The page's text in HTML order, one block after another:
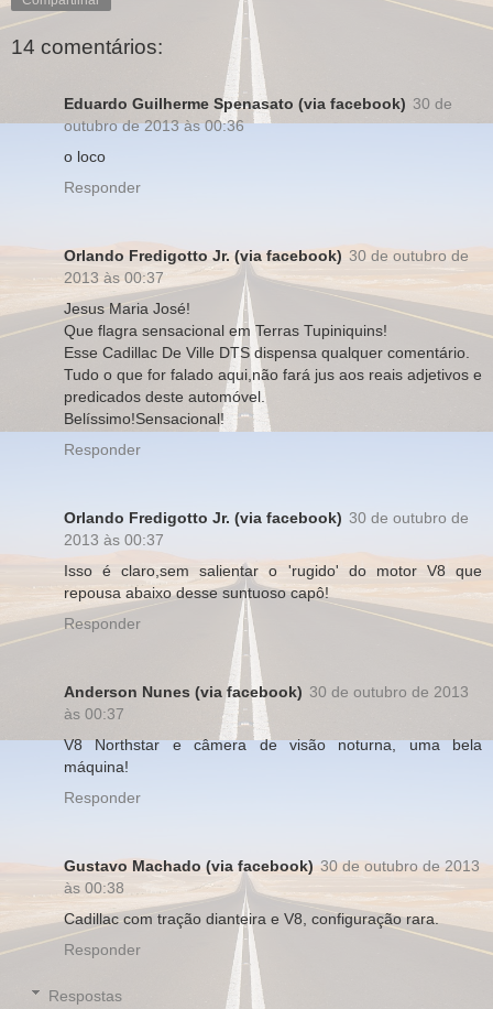
14 comentários:
Eduardo Guilherme Spenasato (via facebook) 30 de
outubro de 2013 às 00:36
o loco
Responder
Orlando Fredigotto Jr. (via facebook) 30 de outubro de
2013 às 00:37
Jesus Maria José!
Que flagra sensacional em Terras Tupiniquins!
Esse Cadillac De Ville DTS dispensa qualquer comentário.
Tudo o que for falado aqui,não fará jus aos reais adjetivos e
predicados deste automóvel.
Belíssimo!Sensacional!
Responder
Orlando Fredigotto Jr. (via facebook) 30 de outubro de
2013 às 00:37
Isso é claro,sem salientar o 'rugido' do motor V8 que
repousa abaixo desse suntuoso capô!
Responder
Anderson Nunes (via facebook) 30 de outubro de 2013
às 00:37
V8 Northstar e câmera de visão noturna, uma bela
máquina!
Responder
Gustavo Machado (via facebook) 30 de outubro de 2013
às 00:38
Cadillac com tração dianteira e V8, configuração rara.
Responder
Respostas